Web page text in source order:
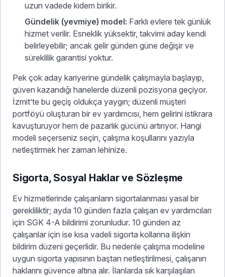
uzun vadede kıdem birikir.
Gündelik (yevmiye) model: Farklı evlere tek günlük
hizmet verilir. Esneklik yüksektir, takvimi aday kendi
belirleyebilir; ancak gelir günden güne değişir ve
süreklilik garantisi yoktur.
Pek çok aday kariyerine gündelik çalışmayla başlayıp,
güven kazandığı hanelerde düzenli pozisyona geçiyor.
İzmit’te bu geçiş oldukça yaygın; düzenli müşteri
portföyü oluşturan bir ev yardımcısı, hem gelirini istikrara
kavuşturuyor hem de pazarlık gücünü artırıyor. Hangi
modeli seçerseniz seçin, çalışma koşullarını yazıyla
netleştirmek her zaman lehinize.
Sigorta, Sosyal Haklar ve Sözleşme
Ev hizmetlerinde çalışanların sigortalanması yasal bir
gerekliliktir; ayda 10 günden fazla çalışan ev yardımcıları
için SGK 4-A bildirimi zorunludur. 10 günden az
çalışanlar için ise kısa vadeli sigorta kollarına ilişkin
bildirim düzeni geçerlidir. Bu nedenle çalışma modeline
uygun sigorta yapısının baştan netleştirilmesi, çalışanın
haklarını güvence altına alır. İlanlarda sık karşılaşılan